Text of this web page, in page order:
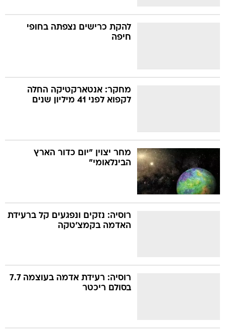
להקת כרישים נצפתה בחופי
חיפה
מחקר: אנטארקטיקה החלה
לקפוא לפני 41 מיליון שנים
מחר יצוין "יום כדור הארץ
הבינלאומי"
רוסיה: נזקים ונפגעים קל ברעידת
האדמה בקמצ'טקה
רוסיה: רעידת אדמה בעוצמה 7.7
בסולם ריכטר